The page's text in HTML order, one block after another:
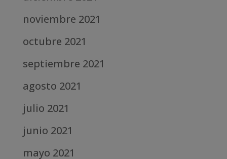
noviembre 2021
octubre 2021
septiembre 2021
agosto 2021
julio 2021
junio 2021
mayo 2021